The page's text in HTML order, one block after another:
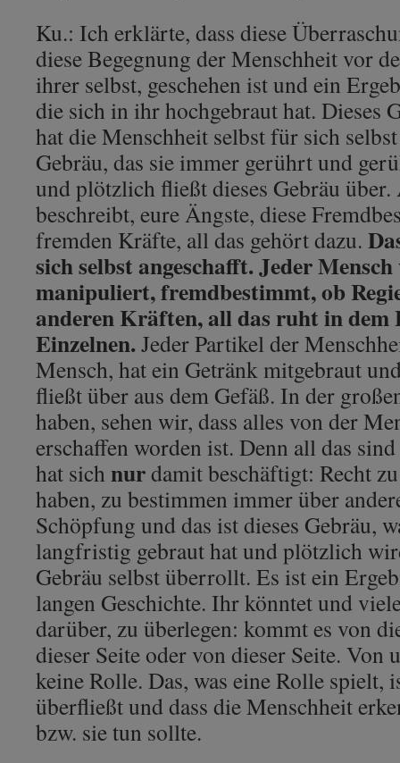
Ku.: Ich erklärte, dass diese
diese Begegnung der Menschheit vor
ihrer selbst, geschehen ist und ein
die sich in ihr hochgebraut hat. Dieses
hat die Menschheit selbst für sich
Gebräu, das sie immer gerührt und
und plötzlich fließt dieses Gebräu
beschreibt, eure Ängste, diese
fremden Kräfte, all das gehört dazu.
sich selbst angeschafft. Jeder
manipuliert, fremdbestimmt, ob
anderen Kräften, all das ruht in dem
Einzelnen.Jeder Partikel der
Mensch, hat ein Getränk mitgebraut
fließt über aus dem Gefäß. In der
haben, sehen wir, dass alles von der
erschaffen worden ist. Denn all das
hat sich nurdamit beschäftigt: Recht
haben, zu bestimmen immer über
Schöpfung und das ist dieses Gebräu,
langfristig gebraut hat und plötzlich
Gebräu selbst überrollt. Es ist ein
langen Geschichte. Ihr könntet und
darüber, zu überlegen: kommt es von
dieser Seite oder von dieser Seite. Von
keine Rolle. Das, was eine Rolle spielt,
überfließt und dass die Menschheit
bzw. sie tun sollte.